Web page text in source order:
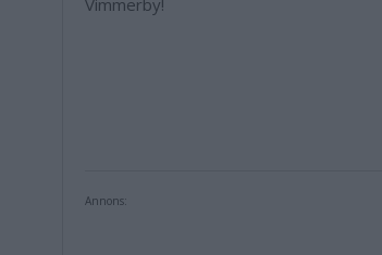
Annons: